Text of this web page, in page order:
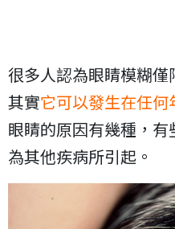
很多人認為眼睛模糊
其實它可以發生在任何
眼睛的原因有幾種，
為其他疾病所引起。